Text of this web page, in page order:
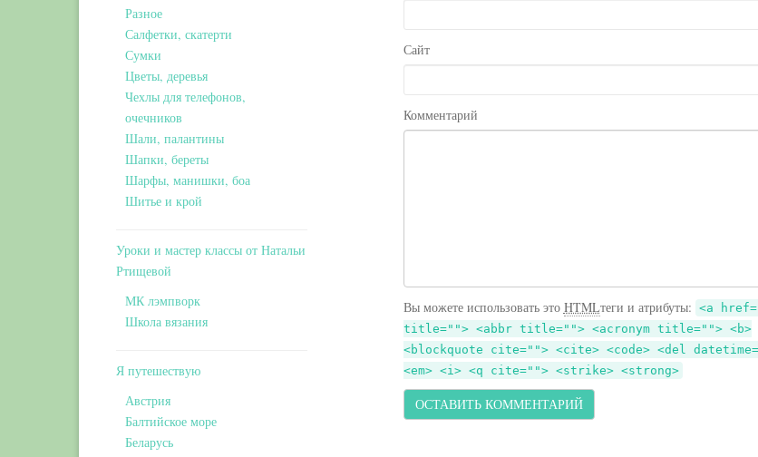
Сайт
Комментарий
Вы можете использовать это HTMLтеги и атрибуты: <a
title=""> <abbr title=""> <acronym title=""> <b>
<blockquote cite=""> <cite> <code> <del
<em> <i> <q cite=""> <strike> <strong>
Разное
Салфетки, скатерти
Сумки
Цветы, деревья
Чехлы для телефонов,
очечников
Шали, палантины
Шапки, береты
Шарфы, манишки, боа
Шитье и крой
Уроки и мастер классы от Натальи
Ртищевой
МК лэмпворк
Школа вязания
Я путешествую
Австрия
Балтийское море
Беларусь